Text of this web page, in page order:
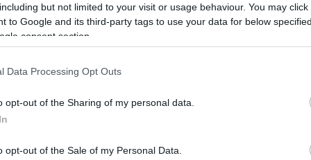
but not limited to your visit or usage behaviour. You may
to Google and its third-party tags to use your data for below
consent section.
Data Processing Opt Outs
opt-out of the Sharing of my personal data.
opt-out of the Sale of my Personal Data.
ve mikro İHA tehditlerine karşı geliştirdiği
sistemini Ankara’da gerçekleştirdiği canlı
denedi ve yabancı askeri heyetlere katmanlı
pic.twitter.com/zewSYZuM6s
(@dunyagazetesii)June 10, 2026
στην περίπτωση της οπτικής ίνας δεν εννοούν
αλλά κατάρριψη.